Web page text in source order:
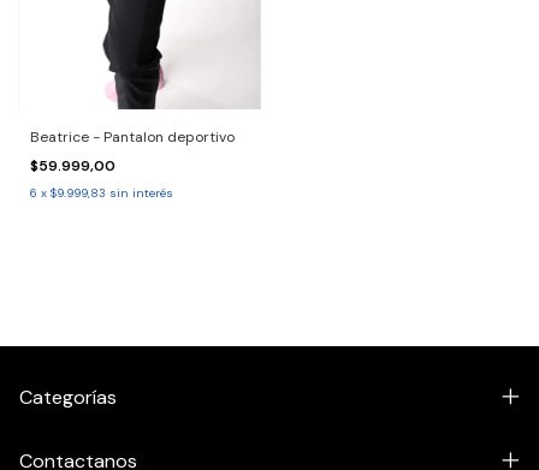
Beatrice - Pantalon deportivo
$59.999,00
6 x $9.999,83 sin interés
Categorías
Contactanos